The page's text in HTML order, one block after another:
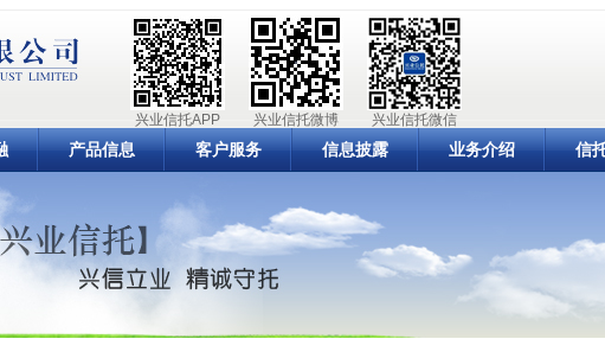
兴业信托微信
兴业信托微博
兴业信托APP
产品信息 客户服务 信息披露 业务介绍 信